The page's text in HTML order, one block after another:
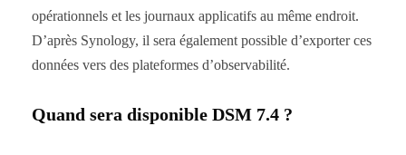
opérationnels et les journaux applicatifs au même endroit.
D’après Synology, il sera également possible d’exporter ces
données vers des plateformes d’observabilité.
Quand sera disponible DSM 7.4 ?